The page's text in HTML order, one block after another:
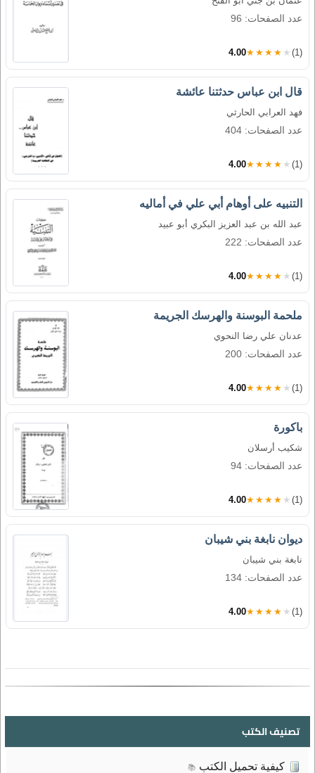
عدد الصفحات: 96
4.00★★★★★ (1)
قال ابن عباس حدثتنا عائشة
فهد العرابي الحارثي
عدد الصفحات: 404
4.00★★★★★ (1)
التنبيه على أوهام أبي علي في أماليه
عبد الله بن عبد العزيز البكري أبو عبيد
عدد الصفحات: 222
4.00★★★★★ (1)
ملحمة البوسنة والهرسك الجريمة
عدنان علي رضا النحوي
عدد الصفحات: 200
4.00★★★★★ (1)
باكورة
شكيب أرسلان
عدد الصفحات: 94
4.00★★★★★ (1)
ديوان نابغة بني شيبان
نابغة بني شيبان
عدد الصفحات: 134
4.00★★★★★ (1)
تصنيف الكتب
كيفية تحميل الكتب 📚